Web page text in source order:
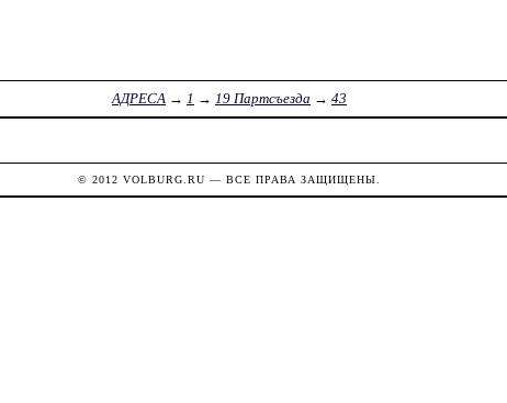
АДРЕСА→ 1 → 19 Партсъезда → 43
© 2012 VOLBURG.RU — ВСЕ ПРАВА ЗАЩИЩЕНЫ.